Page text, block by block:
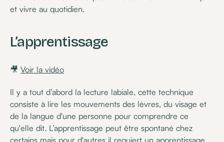
et vivre au quotidien.
L’apprentissage
🎥Voir la vidéo
Il y a tout d’abord la lecture labiale, cette technique
consiste à lire les mouvements des lèvres, du visage et
de la langue d'une personne pour comprendre ce
qu'elle dit. L’apprentissage peut être spontané chez
certains mais pour d'autres il requiert un apprentissage